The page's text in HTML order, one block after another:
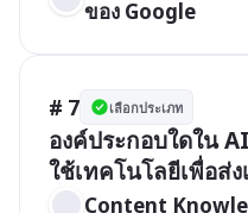
ของ Google
# 7 เลือกประเภท
องค์ประกอบใดใน
ใช้เทคโนโลยีเพื่อส่ง
Content